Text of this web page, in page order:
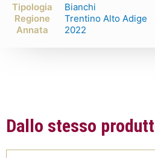
Tipologia
Bianchi
Regione
Trentino Alto Adige
Annata
2022
Dallo stesso